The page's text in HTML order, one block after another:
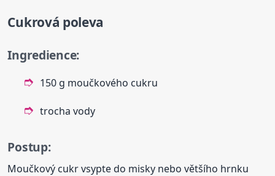
Cukrová poleva
Ingredience:
150 g moučkového cukru
trocha vody
Postup:
Moučkový cukr vsypte do misky nebo většího hrnku